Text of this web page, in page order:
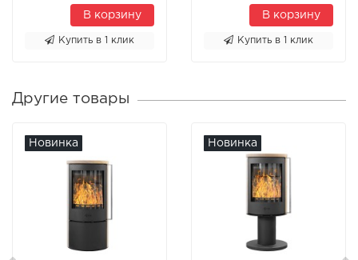
В корзину
Купить в 1 клик
В корзину
Купить в 1 клик
Другие товары
Новинка Новинка